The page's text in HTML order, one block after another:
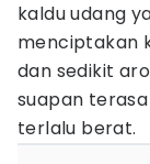
kaldu udang
menciptakan
dan sedikit
suapan
terlalu berat.